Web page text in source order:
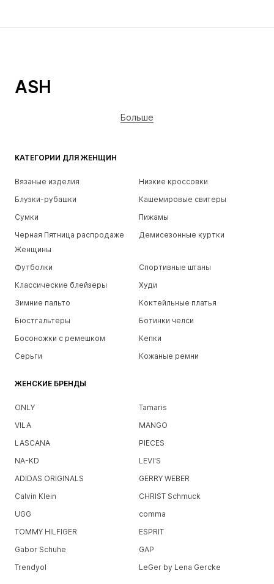
КАТЕГОРИИ ДЛЯ ЖЕНЩИН
Вязаные изделия
Низкие кроссовки
Блузки-рубашки
Кашемировые свитеры
Сумки
Пижамы
Черная Пятница распродаже
Женщины
Демисезонные куртки
Футболки
Спортивные штаны
Классические блейзеры
Худи
Зимние пальто
Коктейльные платья
Бюстгальтеры
Ботинки челси
Босоножки с ремешком
Кепки
Серьги
Кожаные ремни
ЖЕНСКИЕ БРЕНДЫ
ONLY
Tamaris
VILA
MANGO
LASCANA
PIECES
NA-KD
LEVI'S
ADIDAS ORIGINALS
GERRY WEBER
Calvin Klein
CHRIST Schmuck
UGG
comma
TOMMY HILFIGER
ESPRIT
Gabor Schuhe
GAP
Trendyol
LeGer by Lena Gercke
ASH
Больше